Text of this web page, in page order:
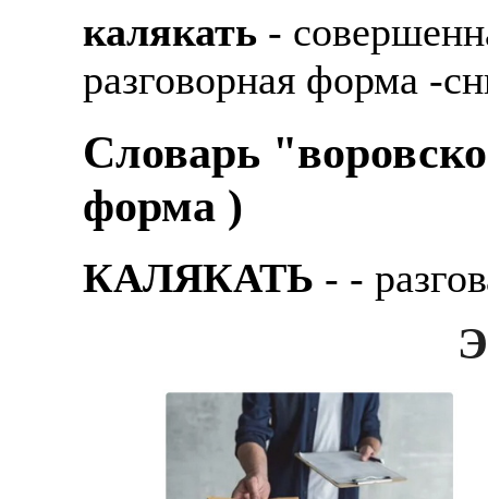
калякать -
разговорная форма -
Словарь
форма )
КАЛЯКАТЬ - -